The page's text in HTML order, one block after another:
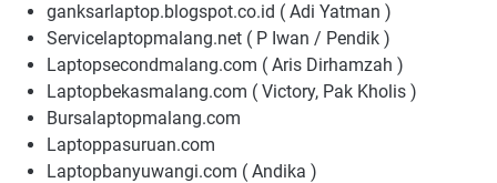
ganksarlaptop.blogspot.co.id ( Adi Yatman )
Servicelaptopmalang.net ( P Iwan / Pendik )
Laptopsecondmalang.com ( Aris Dirhamzah )
Laptopbekasmalang.com ( Victory, Pak Kholis )
Bursalaptopmalang.com
Laptoppasuruan.com
Laptopbanyuwangi.com ( Andika )